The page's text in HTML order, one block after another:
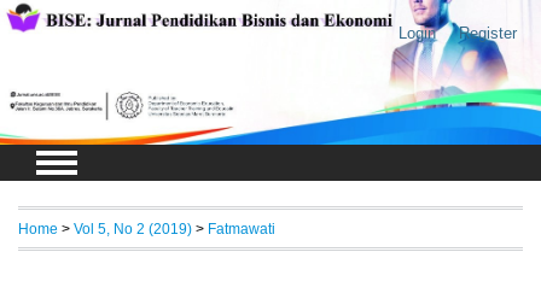
Login Register
Home > Vol 5, No 2 (2019) > Fatmawati